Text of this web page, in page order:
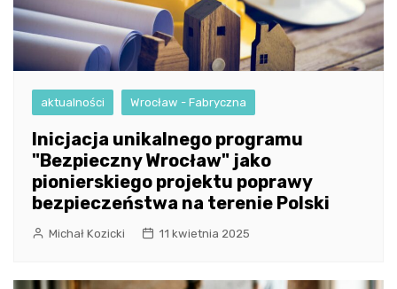
aktualności Wrocław - Fabryczna
Inicjacja unikalnego programu
"Bezpieczny Wrocław" jako
pionierskiego projektu poprawy
bezpieczeństwa na terenie Polski
Michał Kozicki 11 kwietnia 2025